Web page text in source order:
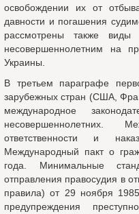
освобождении их от
давности и погашения
рассмотрены также виды
несовершеннолетним на
Украины.
В третьем параграфе
зарубежных стран (США,
международное
несовершеннолетних.
ответственности и
Международный пакт о
года. Минимальные
отправления правосудия в
правила) от 29 ноября
предупреждения